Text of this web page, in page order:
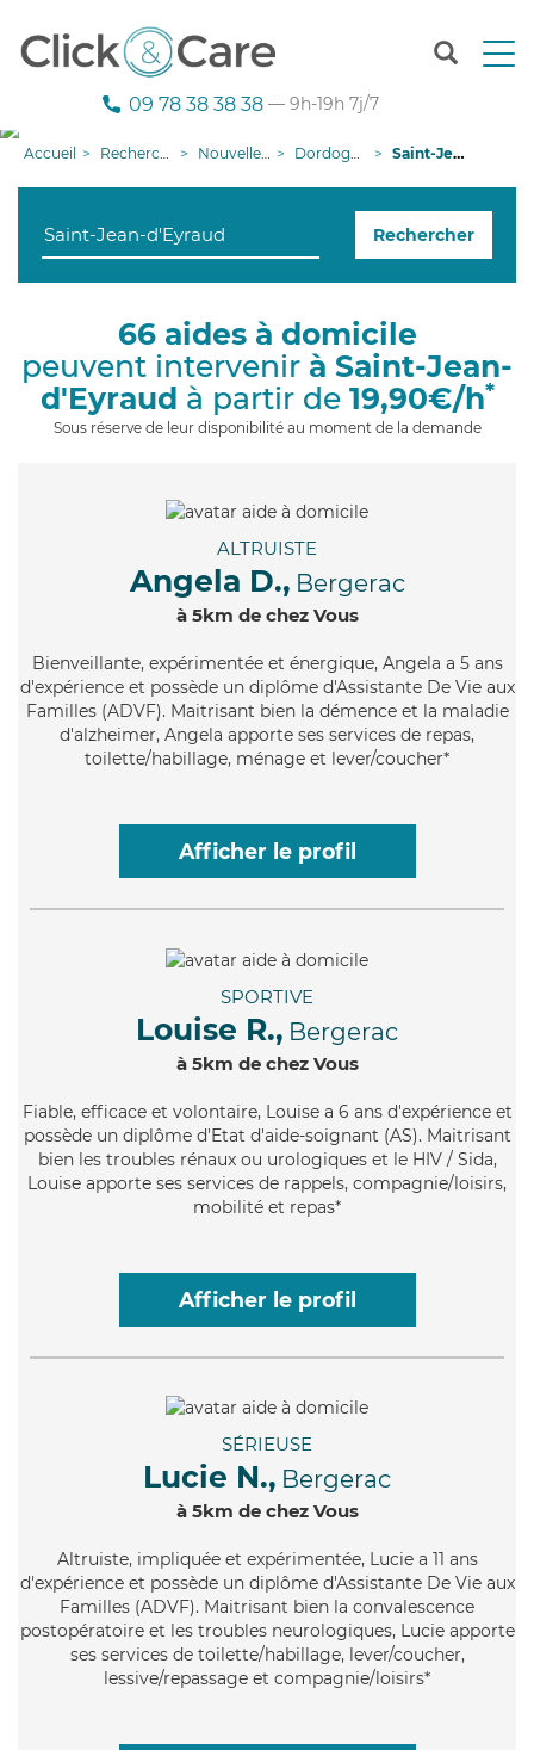
T
n
g
i
09 78 38 38 38 — 9h-19h 7j/7
Accueil Recherche aide à domicile Nouvelle-Aquitaine Dordogne Saint-Jean-d'Eyraud
Rechercher
66 aides à domicile
peuvent intervenir à Saint-Jean-
d'Eyraud à partir de 19,90€/h*
Sous réserve de leur disponibilité au moment de la demande
ALTRUISTE
Angela D., Bergerac
à 5km de chez Vous
Bienveillante, expérimentée et énergique, Angela a 5 ans
d'expérience et possède un diplôme d'Assistante De Vie aux
Familles (ADVF). Maitrisant bien la démence et la maladie
d'alzheimer, Angela apporte ses services de repas,
toilette/habillage, ménage et lever/coucher*
Afficher le profil
SPORTIVE
Louise R., Bergerac
à 5km de chez Vous
Fiable, efficace et volontaire, Louise a 6 ans d'expérience et
possède un diplôme d'Etat d'aide-soignant (AS). Maitrisant
bien les troubles rénaux ou urologiques et le HIV / Sida,
Louise apporte ses services de rappels, compagnie/loisirs,
mobilité et repas*
Afficher le profil
SÉRIEUSE
Lucie N., Bergerac
à 5km de chez Vous
Altruiste, impliquée et expérimentée, Lucie a 11 ans
d'expérience et possède un diplôme d'Assistante De Vie aux
Familles (ADVF). Maitrisant bien la convalescence
postopératoire et les troubles neurologiques, Lucie apporte
ses services de toilette/habillage, lever/coucher,
lessive/repassage et compagnie/loisirs*